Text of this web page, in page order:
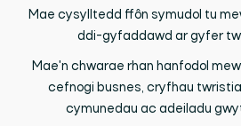
Mae cysylltedd ffôn symudol tu
ddi-gyfaddawd ar gyfer
Mae'n chwarae rhan hanfodol
cefnogi busnes, cryfhau
cymunedau ac adeiladu